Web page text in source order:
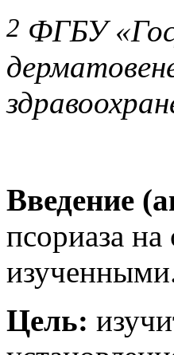
2 ФГБУ
Введение
псориаза
Цель: